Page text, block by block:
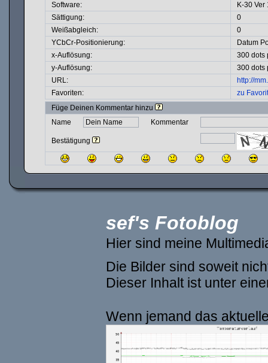
Software:
K-30 Ver
Sättigung:
0
Weißabgleich:
0
YCbCr-Positionierung:
Datum
x-Auflösung:
300 dots
y-Auflösung:
300 dots
URL:
http://
Favoriten:
zu
Füge Deinen Kommentar hinzu
Name
Kommentar
Bestätigung
sef's Fotoblog
Hier sind meine
Die Bilder sind soweit
Dieser Inhalt ist unter
Wenn jemand das